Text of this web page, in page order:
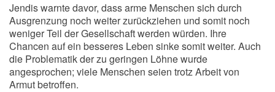
Jendis warnte davor, dass arme Menschen sich durch
Ausgrenzung noch weiter zurückziehen und somit noch
weniger Teil der Gesellschaft werden würden. Ihre
Chancen auf ein besseres Leben sinke somit weiter. Auch
die Problematik der zu geringen Löhne wurde
angesprochen; viele Menschen seien trotz Arbeit von
Armut betroffen.